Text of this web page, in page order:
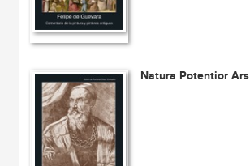
Natura Potentior Ars